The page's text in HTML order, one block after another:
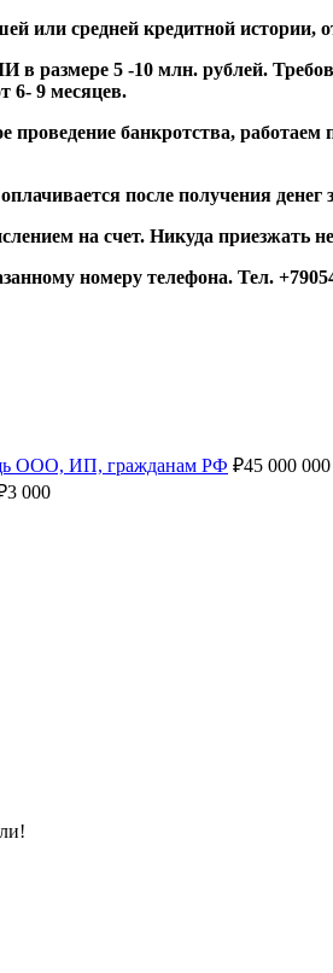
средней кредитной истории,
5 -10 млн. рублей.
6- 9 месяцев.
банкротства,
после получения денег
на счет. Никуда приезжать
номеру телефона. Тел.
ООО, ИП, гражданам РФ ₽45 000 000
3 000